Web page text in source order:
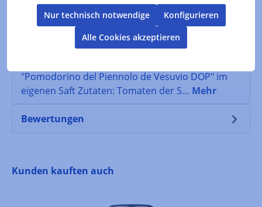
Mehr
Lebensmittelkennzeichnung
"Pomodorino del Piennolo de Vesuvio DOP" im
eigenen Saft Zutaten: Tomaten der S… Mehr
Bewertungen
Produktgalerie überspringen
Kunden kauften auch
Nur technisch notwendige
Konfigurieren
Alle Cookies akzeptieren